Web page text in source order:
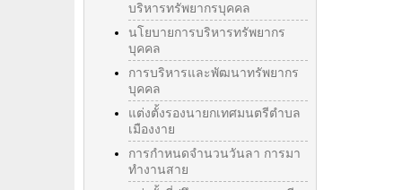
บริหารทรัพยากรบุคคล
นโยบายการบริหารทรัพยากร
บุคคล
การบริหารและพัฒนาทรัพยากร
บุคคล
แต่งตั้งรองนายกเทศมนตรีตำบล
เมืองงาย
การกำหนดจำนวนวันลา การมา
ทำงานสาย